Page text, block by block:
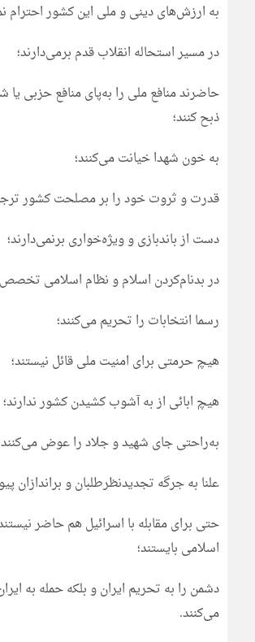
به ارزش‌های دینی و ملی این کشور احترام
در مسیر استحاله انقلاب قدم برمی‌دارند؛
حاضرند منافع ملی را به‌پای منافع حزبی
ذبح کنند؛
به خون شهدا خیانت می‌کنند؛
قدرت و ثروت خود را بر مصلحت کشور
دست از باندبازی و ویژه‌خواری برنمی‌دارند؛
در بدنام‌کردن اسلام و نظام اسلامی تخصص
رسما انتخابات را تحریم می‌کنند؛
هیچ حرمتی برای امنیت ملی قائل نیستند؛
هیچ ابائی از به آشوب کشیدن کشور ندارند؛
به‌راحتی جای شهید و جلاد را عوض
علنا به جرگه تجدیدنظرطلبان و براندازان
حتی برای مقابله با اسرائیل هم حاضر
اسلامی بایستند؛
دشمن را به تحریم ایران و بلکه حمله به
می‌کنند.